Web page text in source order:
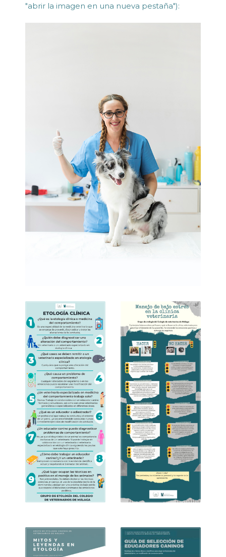
"abrir la imagen en una nueva pestaña"):